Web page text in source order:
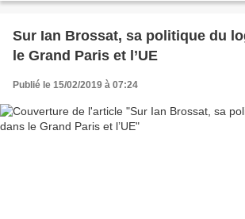
Sur Ian Brossat, sa politique du
le Grand Paris et l’UE
Publié le 15/02/2019 à 07:24